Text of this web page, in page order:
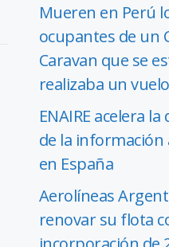
Mueren en Perú
ocupantes de un
Caravan que se
realizaba un
ENAIRE acelera
de la
en España
Aerolíneas
renovar su flota